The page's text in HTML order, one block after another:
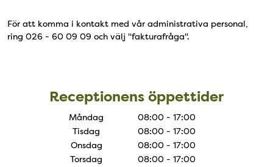
För att komma i kontakt med vår administrativa personal,
ring 026 - 60 09 09 och välj "fakturafråga".
receptionens öppettider
Receptionens öppettider
Måndag
08:00 - 17:00
Tisdag
08:00 - 17:00
Onsdag
08:00 - 17:00
Torsdag
08:00 - 17:00